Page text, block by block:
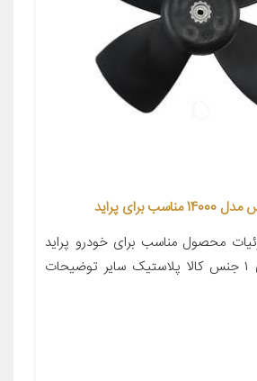
پراید
محصول مناسب برای خودرو پراید
تعداد در بسته‌بندی ۱ جنس کالا پلاستیک سایر توضیحات